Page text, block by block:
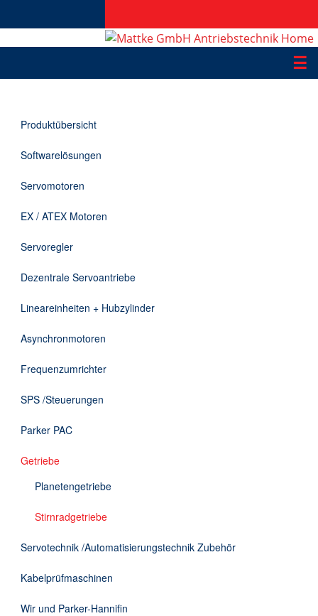
☰
Applikationen
Informationen
Downloads
Kontakt
Produktübersicht
Softwarelösungen
Servomotoren
EX / ATEX Motoren
Servoregler
Dezentrale Servoantriebe
Lineareinheiten + Hubzylinder
Asynchronmotoren
Frequenzumrichter
SPS /Steuerungen
Parker PAC
Getriebe
Planetengetriebe
Stirnradgetriebe
Servotechnik /Automatisierungstechnik Zubehör
Kabelprüfmaschinen
Wir und Parker-Hannifin